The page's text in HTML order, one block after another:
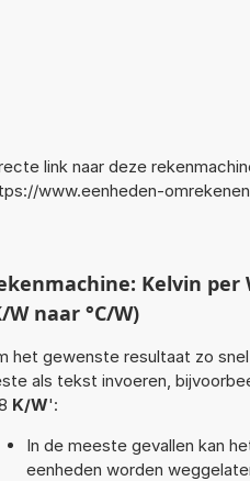
link naar deze
www.eenheden-
Kelvin
W naar °C/W)
het gewenste resultaat zo
als tekst invoeren,
K/W':
In de meeste gevallen kan
eenheden worden